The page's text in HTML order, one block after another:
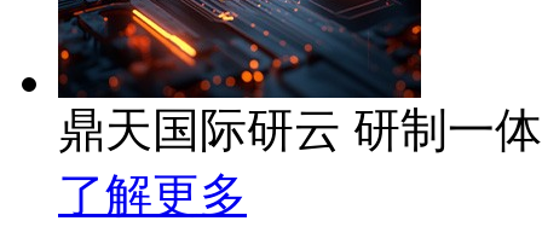
鼎天国际研云 研制一
了解更多